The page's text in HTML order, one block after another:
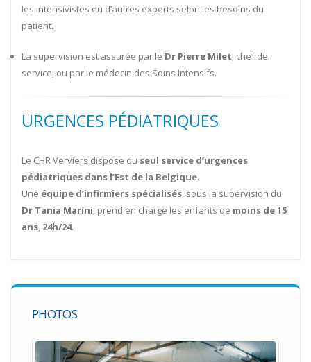
les intensivistes ou d’autres experts selon les besoins du
patient.
La supervision est assurée par le Dr Pierre Milet, chef de
service, ou par le médecin des Soins Intensifs.
URGENCES PÉDIATRIQUES
Le CHR Verviers dispose du seul service d’urgences
pédiatriques dans l’Est de la Belgique.
Une équipe d’infirmiers spécialisés, sous la supervision du
Dr Tania Marini, prend en charge les enfants de moins de 15
ans, 24h/24.
PHOTOS